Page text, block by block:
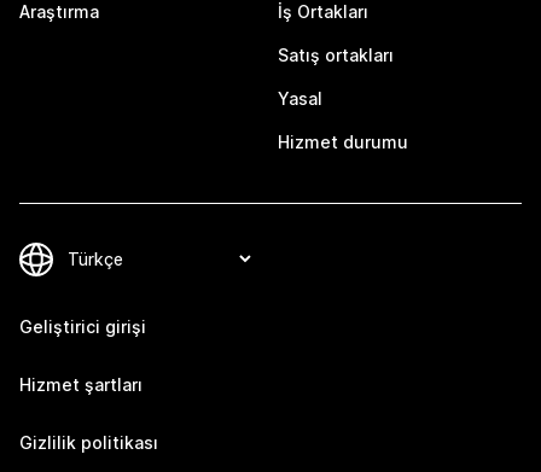
Araştırma İş Ortakları
Satış ortakları
Yasal
Hizmet durumu
Geliştirici girişi
Hizmet şartları
Gizlilik politikası